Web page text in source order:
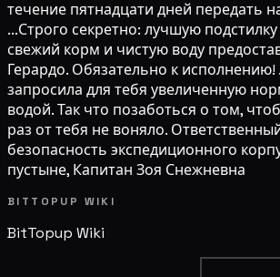
течение пятнадцати дней передать
...Строго секретно: лучшую подстилку
свежий корм и чистую воду
Герардо. Обязательно к исполнению!
запросила для тебя увеличенную
водой. Так что позаботься о том,
раз от тебя не воняло.
безопасность экспедиционного
пустыне, Капитан Зоя Снежневна
BITTOPUP WIKI
BitTopup Wiki